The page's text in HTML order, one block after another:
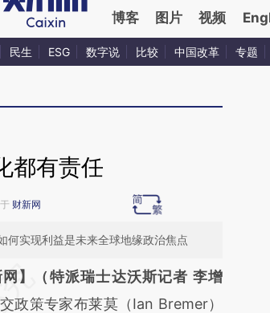
博客 图片 视频
民生 ESG 数字说 比较 中国改革 专题
都有责任
财新网
何实现利益是未来全球地缘政治焦点
结开头增加这段话：本文由第三方
于财新文章
网】（特派瑞士达沃斯记者 李增
政策专家布莱莫（Ian Bremer）